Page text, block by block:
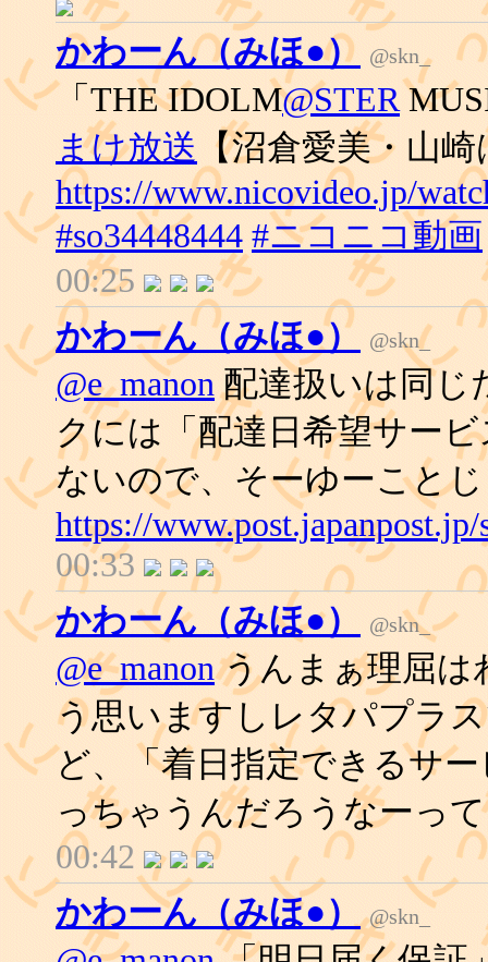
かわーん（みほ●）
@skn_
「THE IDOLM@STER
まけ放送 【沼倉愛美・山
https://www.nicovideo.jp/
#so34448444 #ニコニコ動画
00:25
かわーん（みほ●）
@skn_
@e_manon配達扱いは同じ
クには「配達日希望サー
ないので、そーゆーこと
https://
00:33
かわーん（みほ●）
@skn_
@e_manonうんまぁ理屈は
う思いますしレタパプラ
ど、「着日指定できるサ
っちゃうんだろうなーっ
00:42
かわーん（みほ●）
@skn_